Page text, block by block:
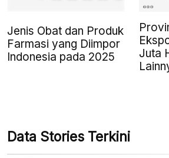
Jenis Obat dan Produk
Farmasi yang Diimpor
Indonesia pada 2025
Juta
Data Stories Terkini